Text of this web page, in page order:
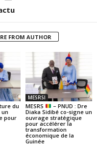
FROM AUTHOR
du
un
pour
MESRSI
MESRS
– PNUD : Dre
Diaka Sidibé co-signe un
ouvrage stratégique
pour accélérer la
transformation
économique de la
Guinée